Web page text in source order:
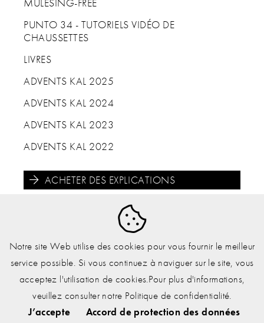
Le crochet Purpleheart n'est pas seulement fonctionnel,
massif, il séduit avec sa couleur naturelle étonnante et
La structure tournée en spirale de son manche permet
pointe rend plaisant le travail de précision. Parfait pour
les projets des fêtes au crochet !
MULESING-FREE
PUNTO 34 - TUTORIELS VIDÉO DE
CHAUSSETTES
LIVRES
ADVENTS KAL 2025
ADVENTS KAL 2024
ADVENTS KAL 2023
ADVENTS KAL 2022
ACHETER DES EXPLICATIONS
 
Mentions légales .Éléments techniques.Accord
de protection des données.Conditions
générales de vente
Notre site Web utilise des cookies pour vous fournir le meilleur
service possible. Si vous continuez à naviguer sur le site, vous
acceptez l'utilisation de cookies.Pour plus d'informations,
veuillez consulter notre Politique de confidentialité.
J’accepte
Accord de protection des données